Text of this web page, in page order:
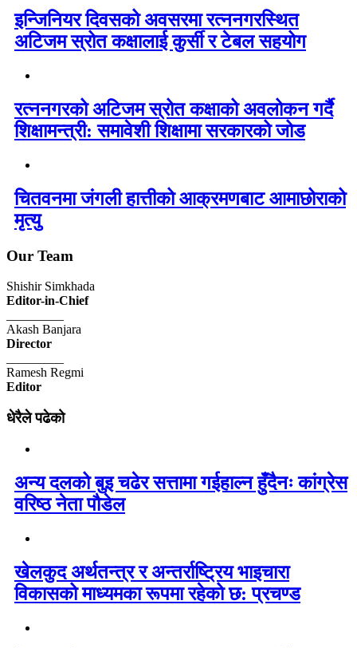
इन्जिनियर दिवसको अवसरमा रत्ननगरस्थित
अटिजम स्रोत कक्षालाई कुर्सी र टेबल सहयोग
रत्ननगरको अटिजम स्रोत कक्षाको अवलोकन गर्दै
शिक्षामन्त्री: समावेशी शिक्षामा सरकारको जोड
चितवनमा जंगली हात्तीको आक्रमणबाट आमाछोराको
मृत्यु
Our Team
Shishir Simkhada
Editor-in-Chief
Akash Banjara
Director
Ramesh Regmi
Editor
धेरैले पढेको
अन्य दलको बुइ चढेर सत्तामा गईहाल्न हुँदैनः कांग्रेस
वरिष्ठ नेता पौडेल
खेलकुद अर्थतन्त्र र अन्तर्राष्ट्रिय भाइचारा
विकासको माध्यमका रूपमा रहेको छ: प्रचण्ड